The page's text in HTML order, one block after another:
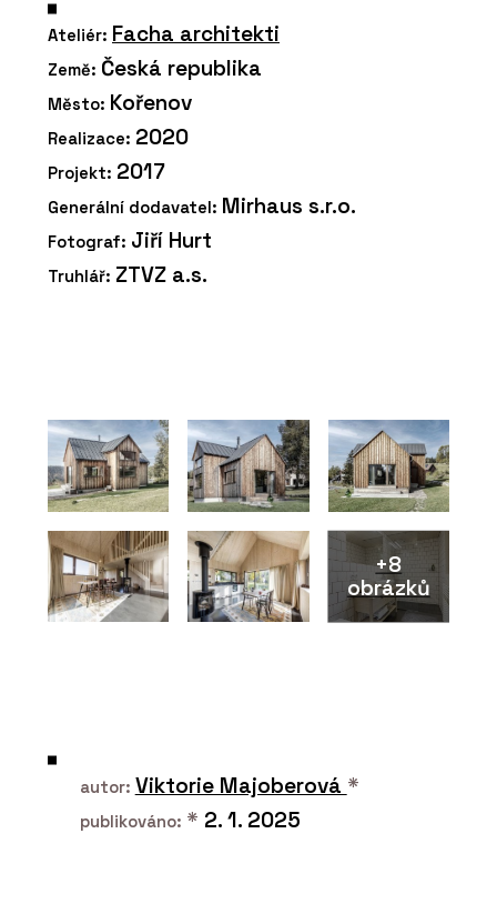
Ateliér: Facha architekti
Země: Česká republika
Město: Kořenov
Realizace: 2020
Projekt: 2017
Generální dodavatel: Mirhaus s.r.o.
Fotograf: Jiří Hurt
Truhlář: ZTVZ a.s.
+8
obrázků
autor: Viktorie Majoberová *
publikováno: * 2. 1. 2025